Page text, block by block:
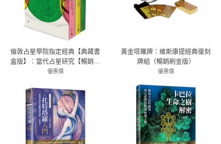
倫敦占星學院指定經典【典藏書
盒版】：當代占星研究【暢銷紀
念版】+ 占星相位研究【暢銷紀念
念版】
優惠價
黃金塔羅牌：維斯康提經典復刻
牌組（暢銷刷金版）
優惠價